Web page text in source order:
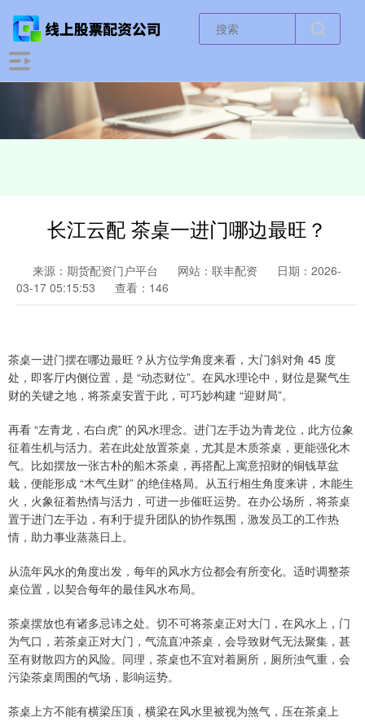
长江云配 茶桌一进门哪边最旺？
来源：期货配资门户平台 网站：联丰配资
日期：2026-
03-17 05:15:53
查看：146
茶桌一进门摆在哪边最旺？从方位学角度来看，大门斜对角 45 度
处，即客厅内侧位置，是 “动态财位”。在风水理论中，财位是聚气生
财的关键之地，将茶桌安置于此，可巧妙构建 “迎财局”。
再看 “左青龙，右白虎” 的风水理念。进门左手边为青龙位，此方位象
征着生机与活力。若在此处放置茶桌，尤其是木质茶桌，更能强化木
气。比如摆放一张古朴的船木茶桌，再搭配上寓意招财的铜钱草盆
栽，便能形成 “木气生财” 的绝佳格局。从五行相生角度来讲，木能生
火，火象征着热情与活力，可进一步催旺运势。在办公场所，将茶桌
置于进门左手边，有利于提升团队的协作氛围，激发员工的工作热
情，助力事业蒸蒸日上。
从流年风水的角度出发，每年的风水方位都会有所变化。适时调整茶
桌位置，以契合每年的最佳风水布局。
茶桌摆放也有诸多忌讳之处。切不可将茶桌正对大门，在风水上，门
为气口，若茶桌正对大门，气流直冲茶桌，会导致财气无法聚集，甚
至有财散四方的风险。同理，茶桌也不宜对着厕所，厕所浊气重，会
污染茶桌周围的气场，影响运势。
茶桌上方不能有横梁压顶，横梁在风水里被视为煞气，压在茶桌上